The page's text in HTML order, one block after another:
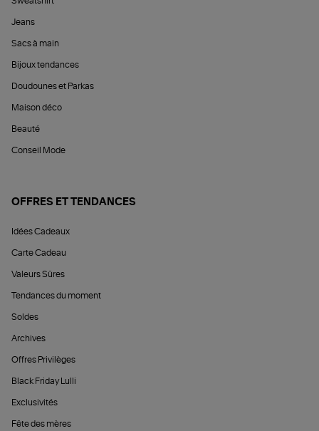
Jeans
Sacs à main
Bijoux tendances
Doudounes et Parkas
Maison déco
Beauté
Conseil Mode
OFFRES ET TENDANCES
Idées Cadeaux
Carte Cadeau
Valeurs Sûres
Tendances du moment
Soldes
Archives
Offres Privilèges
Black Friday Lulli
Exclusivités
Fête des mères